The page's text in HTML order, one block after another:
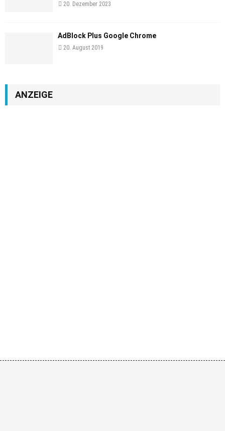
20. Dezember 2023
AdBlock Plus Google Chrome
20. August 2019
ANZEIGE